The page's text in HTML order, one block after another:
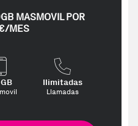
MASMOVIL POR
MES
Ilimitadas
Llamadas